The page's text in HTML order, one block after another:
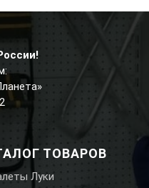
ТОВАРОВ
Луки